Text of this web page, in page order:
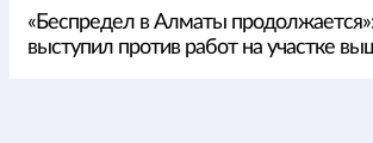
«Беспредел в Алматы
выступил против работ на участке